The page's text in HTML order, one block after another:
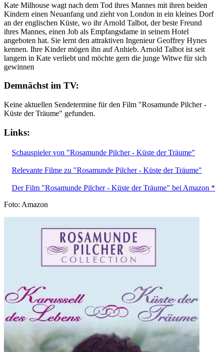
Kate Milhouse wagt nach dem Tod ihres Mannes mit ihren beiden
Kindern einen Neuanfang und zieht von London in ein kleines Dorf
an der englischen Küste, wo ihr Arnold Talbot, der beste Freund
ihres Mannes, einen Job als Empfangsdame in seinem Hotel
angeboten hat. Sie lernt den attraktiven Ingenieur Geoffrey Hynes
kennen. Ihre Kinder mögen ihn auf Anhieb. Arnold Talbot ist seit
langem in Kate verliebt und möchte gern die junge Witwe für sich
gewinnen
Demnächst im TV:
Keine aktuellen Sendetermine für den Film "Rosamunde Pilcher -
Küste der Träume" gefunden.
Links:
Schauspieler von "Rosamunde Pilcher - Küste der Träume"
Relevante Filme zu "Rosamunde Pilcher - Küste der Träume"
Der Film "Rosamunde Pilcher - Küste der Träume" bei Amazon *
Foto: Amazon